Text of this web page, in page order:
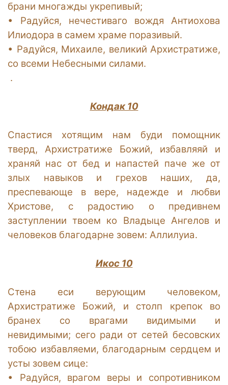
брани многажды укрепивый;
•
Радуйся, нечестиваго вождя Антиохова
Илиодора в самем храме поразивый.
• Радуйся, Михаиле, великий Архистратиже,
со всеми Небесными силами.
.
Кондак 10
Спастися хотящим нам буди помощник
тверд, Архистратиже Божий, избавляяй и
храняй нас от бед и напастей паче же от
злых навыков и грехов наших, да,
преспевающе в вере, надежде и любви
Христове, с радостию о предивнем
заступлении твоем ко Владыце Ангелов и
человеков благодарне зовем: Аллилуиа.
Икос 10
Стена еси верующим человеком,
Архистратиже Божий, и столп крепок во
бранех со врагами видимыми и
невидимыми; сего ради от сетей бесовских
тобою избавляеми, благодарным сердцем и
усты зовем сице:
•
Радуйся, врагом веры и сопротивником